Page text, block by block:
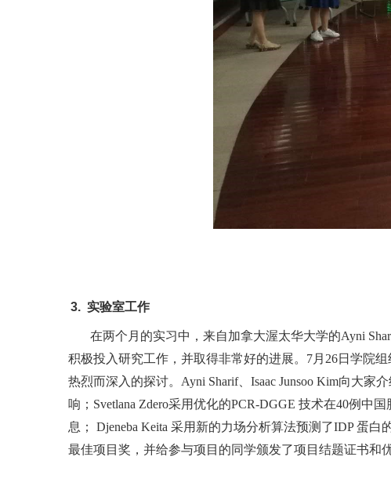
实验室工作
在两个月的实习中，来自加拿大渥太华大学的Ayni
积极投入研究工作，并取得非常好的进展。7月26日学院
热烈而深入的探讨。Ayni Sharif、Isaac Junsoo Kim向大
响；Svetlana Zdero采用优化的PCR-DGGE 技术在40例
息； Djeneba Keita 采用新的力场分析算法预测了IDP 蛋
最佳项目奖，并给参与项目的同学颁发了项目结题证书和